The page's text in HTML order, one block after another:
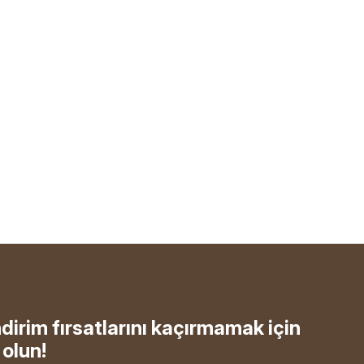
fırsatlarını kaçırmamak için